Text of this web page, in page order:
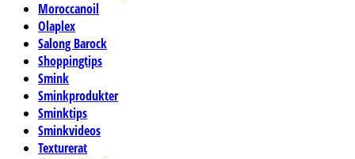
Moroccanoil
Olaplex
Salong Barock
Shoppingtips
Smink
Sminkprodukter
Sminktips
Sminkvideos
Texturerat